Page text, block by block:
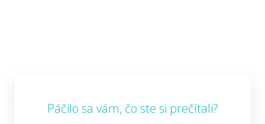
Páčilo sa vám, čo ste si prečítali?